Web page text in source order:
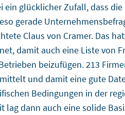
ein glücklicher Zufall, dass
gerade
Claus von Cramer. Das
damit auch eine Liste von
beizufügen. 213
und damit eine gute
Bedingungen in der
lag dann auch eine solide